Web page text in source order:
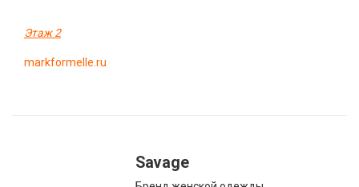
Этаж 2
markformelle.ru
Savage